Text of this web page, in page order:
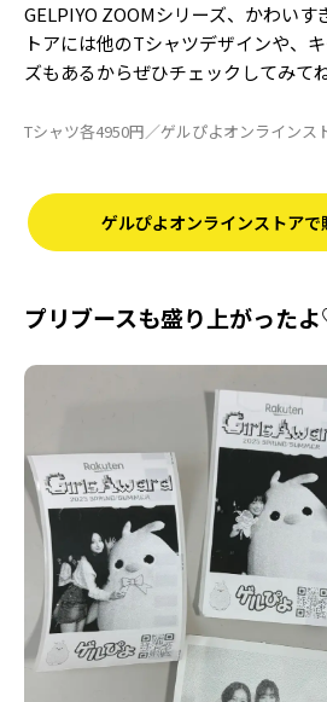
GELPIYO ZOOMシリーズ、かわい
トアには他のTシャツデザインや、
ズもあるからぜひチェックしてみて
Tシャツ各4950円／ゲルぴよオンライン
ゲルぴよオンラインストア
プリブースも盛り上がった